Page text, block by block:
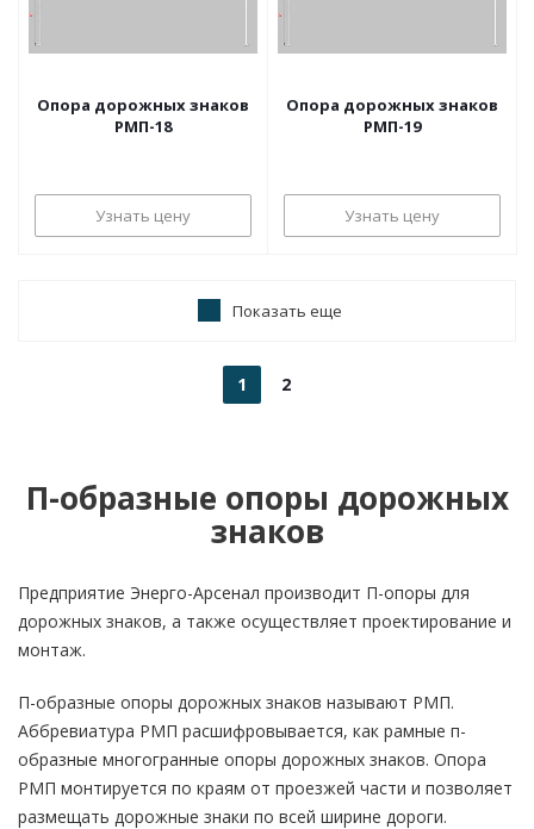
Опора дорожных знаков
РМП-18
Узнать цену
Опора дорожных знаков
РМП-19
Узнать цену
Показать еще
1 2
П-образные опоры дорожных
знаков
Предприятие Энерго-Арсенал производит П-опоры для
дорожных знаков, а также осуществляет проектирование и
монтаж.
П-образные опоры дорожных знаков называют РМП.
Аббревиатура РМП расшифровывается, как рамные п-
образные многогранные опоры дорожных знаков. Опора
РМП монтируется по краям от проезжей части и позволяет
размещать дорожные знаки по всей ширине дороги.